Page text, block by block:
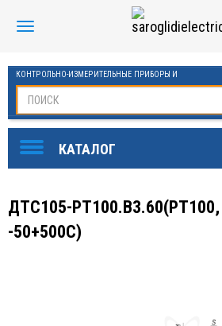
КОНТРОЛЬНО-ИЗМЕРИТЕЛЬНЫЕ ПРИБОРЫ И
ДТС105-
-50+500С)